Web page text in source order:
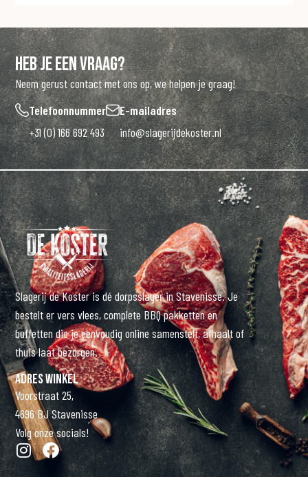
Heb je een vraag?
Neem gerust contact met ons op, we helpen je graag!
Telefoonnummer
+31 (0) 166 692 493
E-mailadres
info@slagerijdekoster.nl
Slagerij de Koster is dé dorpsslager in Stavenisse. Je
bestelt er vers vlees, complete BBQ pakketten en
buffetten die je eenvoudig online samenstelt, afhaalt of
thuis laat bezorgen.
Adres winkel
Voorstraat 25,
4696 BJ Stavenisse
Volg onze socials!